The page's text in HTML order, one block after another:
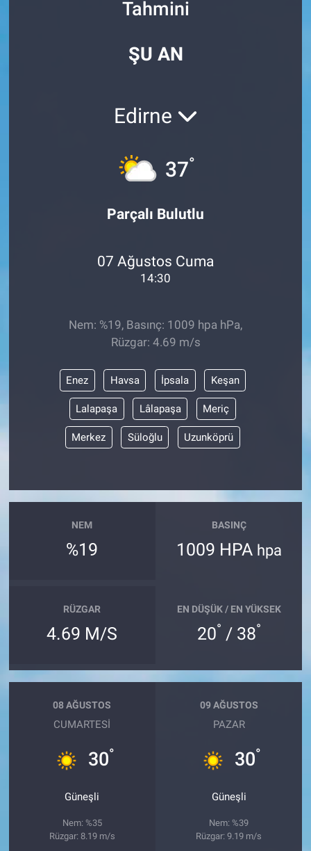
Tahmini
ŞU AN
Edirne
37°
Parçalı Bulutlu
07 Ağustos Cuma
14:30
Nem: %19, Basınç: 1009 hpa hPa,
Rüzgar: 4.69 m/s
Enez Havsa İpsala Keşan
Lalapaşa Lâlapaşa Meriç
Merkez Süloğlu Uzunköprü
NEM
%19
BASINÇ
1009 HPA hpa
RÜZGAR
4.69 M/S
EN DÜŞÜK / EN YÜKSEK
20° / 38°
08 AĞUSTOS
CUMARTESI
30°
Güneşli
Nem: %35
Rüzgar: 8.19 m/s
09 AĞUSTOS
PAZAR
30°
Güneşli
Nem: %39
Rüzgar: 9.19 m/s
Erişim Bilgileri